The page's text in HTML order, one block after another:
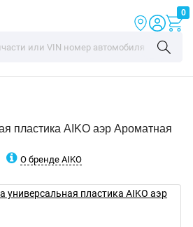
0
пластика AIKO аэр Ароматная
О бренде AIKO